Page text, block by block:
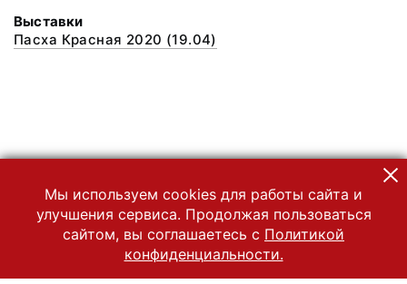
Выставки
Пасха Красная 2020 (19.04)
Мы используем cookies для работы сайта и
улучшения сервиса. Продолжая пользоваться
сайтом, вы соглашаетесь с Политикой
конфиденциальности.